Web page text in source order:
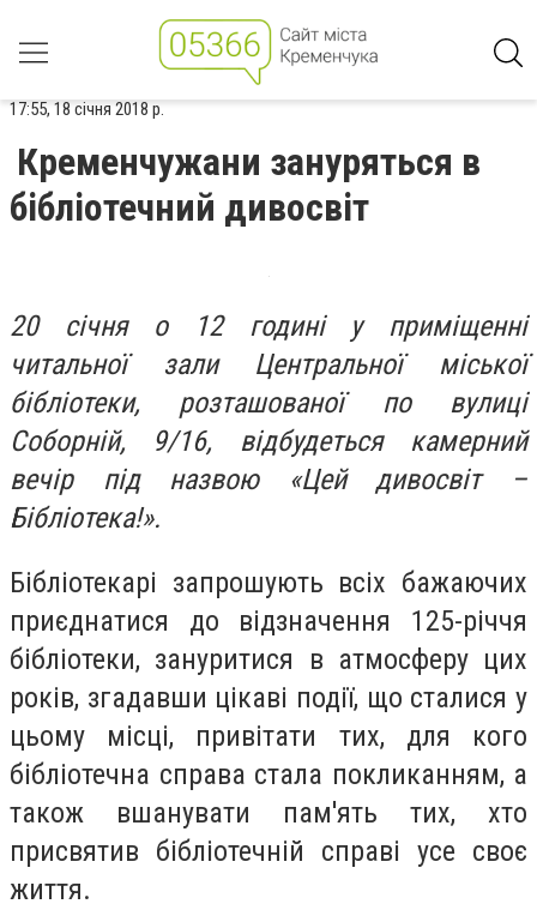
17:55, 18 січня 2018 р.
Кременчужани зануряться в
бібліотечний дивосвіт
20 січня о 12 годині у приміщенні
читальної зали Центральної міської
бібліотеки, розташованої по вулиці
Соборній, 9/16, відбудеться камерний
вечір під назвою «Цей дивосвіт –
Бібліотека!».
Бібліотекарі запрошують всіх бажаючих
приєднатися до відзначення 125-річчя
бібліотеки, зануритися в атмосферу цих
років, згадавши цікаві події, що сталися у
цьому місці, привітати тих, для кого
бібліотечна справа стала покликанням, а
також вшанувати пам'ять тих, хто
присвятив бібліотечній справі усе своє
життя.